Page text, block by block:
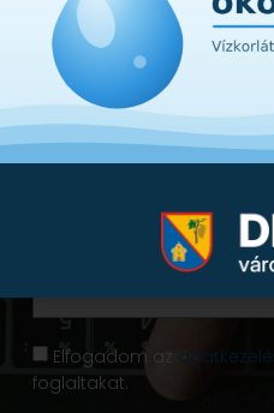
Iratkozzon
Értesüljön első
hírekről,
egyenesen a
Elfogadom az
foglaltakat.